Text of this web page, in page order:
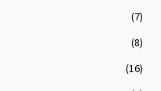
(7)
(8)
(16)